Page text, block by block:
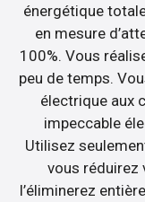
énergétique
en mesure
100%. Vous
peu de temps.
électrique aux
impeccable
Utilisez
vous réduirez
l’éliminerez